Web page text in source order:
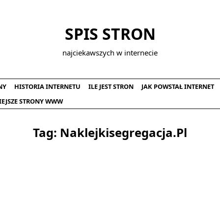
SPIS STRON
najciekawszych w internecie
HISTORIA INTERNETU ILE JEST STRON
JAK POWSTAŁ INTERNET
STRONY WWW
Tag: Naklejkisegregacja.pl